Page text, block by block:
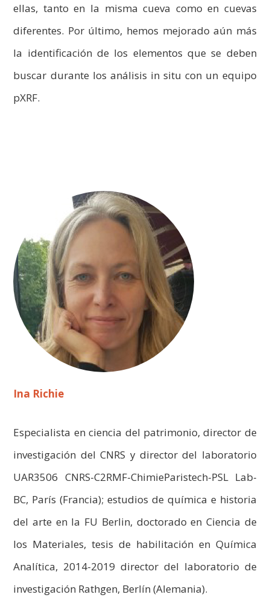
ellas, tanto en la misma cueva como en cuevas
diferentes. Por último, hemos mejorado aún más
la identificación de los elementos que se deben
buscar durante los análisis in situ con un equipo
pXRF.
Ina Richie
Especialista en ciencia del patrimonio, director de
investigación del CNRS y director del laboratorio
UAR3506 CNRS-C2RMF-ChimieParistech-PSL Lab-
BC, París (Francia); estudios de química e historia
del arte en la FU Berlin, doctorado en Ciencia de
los Materiales, tesis de habilitación en Química
Analítica, 2014-2019 director del laboratorio de
investigación Rathgen, Berlín (Alemania).